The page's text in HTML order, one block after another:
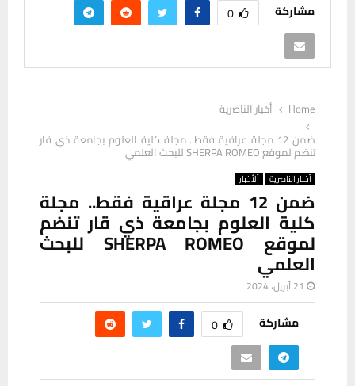
مشاركة 0
Home
أخبار الناصرية
ضمن 12 مجلة عراقية فقط.. مجلة كلية العلوم بجامعة ذي قار
تنضم لموقع SHERPA ROMEO للبحث العلمي
أخبار الناصرية ألأخبار
ضمن 12 مجلة عراقية فقط.. مجلة
كلية العلوم بجامعة ذي قار تنضم
لموقع SHERPA ROMEO للبحث
العلمي
21 أبريل، 2024
مشاركة 0